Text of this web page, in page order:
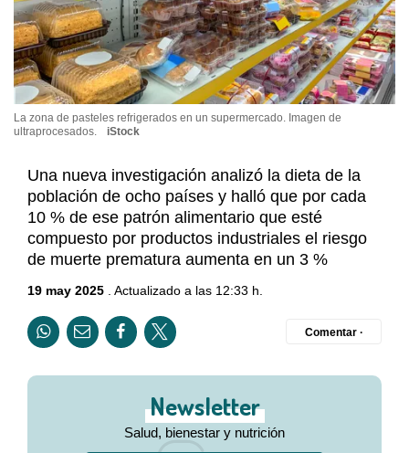
La zona de pasteles refrigerados en un supermercado. Imagen de
ultraprocesados.
iStock
Una nueva investigación analizó la dieta de la
población de ocho países y halló que por cada
10 % de ese patrón alimentario que esté
compuesto por productos industriales el riesgo
de muerte prematura aumenta en un 3 %
19 may 2025 . Actualizado a las 12:33 h.
Comentar ·
Newsletter
Salud, bienestar y nutrición